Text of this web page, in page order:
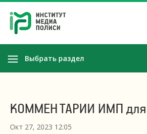
Выбрать раздел
КОММЕНТАРИИ ИМП для
Окт 27, 2023 12:05